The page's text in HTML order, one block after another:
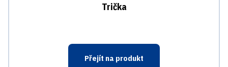
Trička
Přejít na produkt